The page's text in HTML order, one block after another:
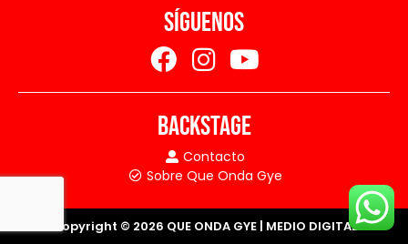
SÍGUENOS
BACKSTAGE
Contacto
Sobre Que Onda Gye
Copyright © 2026 QUE ONDA GYE | MEDIO DIGITAL